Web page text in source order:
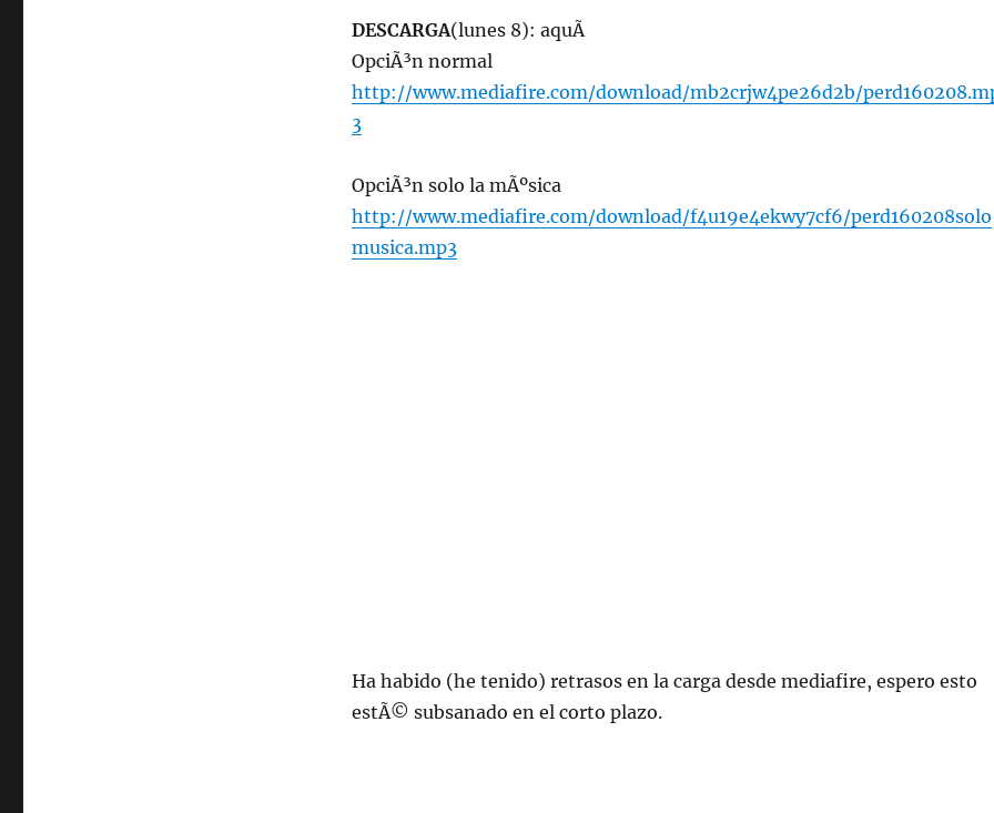
DESCARGA(lunes 8): aquÃ­
OpciÃ³n normal
http://www.mediafire.com/download/mb2crjw4pe26d2b/
3
OpciÃ³n solo la mÃºsica
http://www.mediafire.com/download/f4u19e4ekwy7cf6/perd160208solo
musica.mp3
Ha habido (he tenido) retrasos en la carga desde mediafire, espero esto
estÃ© subsanado en el corto plazo.